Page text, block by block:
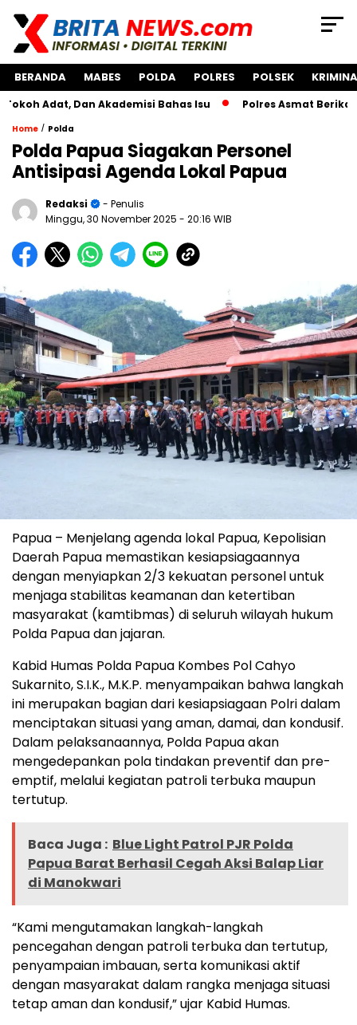
BERANDA MABES POLDA POLRES POLSEK
Dan Akademisi Bahas Isu Polres Asmat Berikan Bantuan
Home / Polda
Polda Papua Siagakan Personel
Antisipasi Agenda Lokal Papua
Redaksi
- Penulis
Minggu, 30 November 2025 - 20:16 WIB
Papua – Menjelang agenda lokal Papua, Kepolisian
Daerah Papua memastikan kesiapsiagaannya
dengan menyiapkan 2/3 kekuatan personel untuk
menjaga stabilitas keamanan dan ketertiban
masyarakat (kamtibmas) di seluruh wilayah hukum
Polda Papua dan jajaran.
Kabid Humas Polda Papua Kombes Pol Cahyo
Sukarnito, S.I.K., M.K.P. menyampaikan bahwa langkah
ini merupakan bagian dari kesiapsiagaan Polri dalam
menciptakan situasi yang aman, damai, dan kondusif.
Dalam pelaksanaannya, Polda Papua akan
mengedepankan pola tindakan preventif dan pre-
emptif, melalui kegiatan patroli terbuka maupun
tertutup.
Baca Juga : Blue Light Patrol PJR Polda
Papua Barat Berhasil Cegah Aksi Balap Liar
di Manokwari
“Kami mengutamakan langkah-langkah
pencegahan dengan patroli terbuka dan tertutup,
penyampaian imbauan, serta komunikasi aktif
dengan masyarakat dalam rangka menjaga situasi
tetap aman dan kondusif,” ujar Kabid Humas.